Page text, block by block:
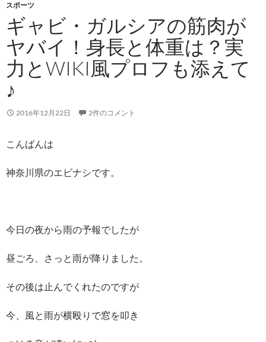
スポーツ
ギャビ・ガルシアの筋肉が
ヤバイ！身長と体重は？実
力とWIKI風プロフも添えて
♪
2016年12月22日 2件のコメント
こんばんは
神奈川県のエビナシです。
今日の夜から雨の予報でしたが
昼ごろ、さっと雨が降りました。
その後は止んでくれたのですが
今、風と雨が横殴りで窓を叩き